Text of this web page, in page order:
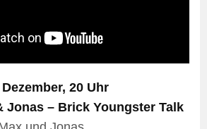
20 Uhr
Jonas – Brick Youngster Talk